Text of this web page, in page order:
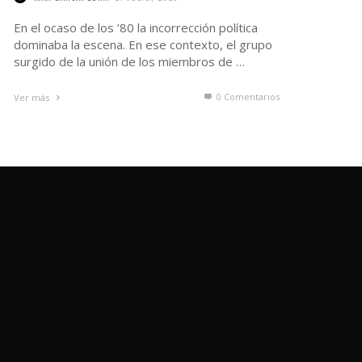
En el ocaso de los ’80 la incorrección política
dominaba la escena. En ese contexto, el grupo
surgido de la unión de los miembros de …
Ver más 0 Comentarios